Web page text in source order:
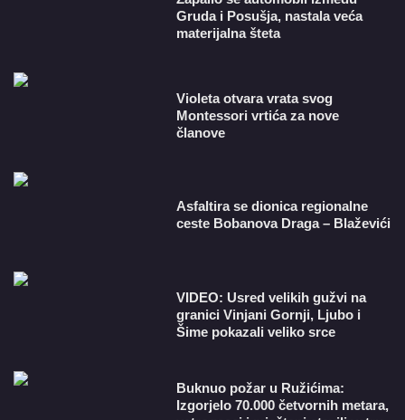
Gruda i Posušja, nastala veća
materijalna šteta
Violeta otvara vrata svog
Montessori vrtića za nove
članove
Asfaltira se dionica regionalne
ceste Bobanova Draga – Blaževići
VIDEO: Usred velikih gužvi na
granici Vinjani Gornji, Ljubo i
Šime pokazali veliko srce
Buknuo požar u Ružićima:
Izgorjelo 70.000 četvornih metara,